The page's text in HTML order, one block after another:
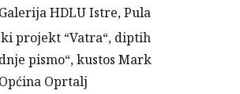
HDLU Istre, Pula
projekt “Vatra“, diptih
pismo“, kustos Mark
Oprtalj